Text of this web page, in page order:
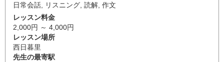
日常会話
リスニング 読解 作文
レッスン料金
2,000円 ～ 4,000円
レッスン場所
西日暮里
先生の最寄駅